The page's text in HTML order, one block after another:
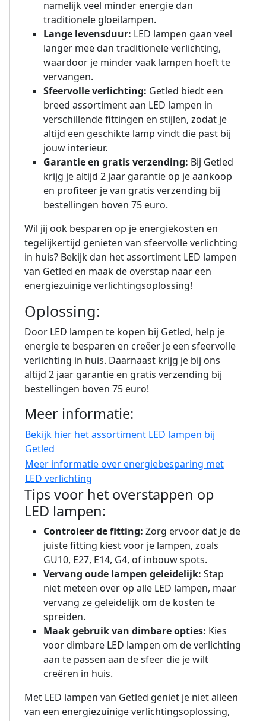
namelijk veel minder energie dan
traditionele gloeilampen.
Lange levensduur: LED lampen gaan veel
langer mee dan traditionele verlichting,
waardoor je minder vaak lampen hoeft te
vervangen.
Sfeervolle verlichting: Getled biedt een
breed assortiment aan LED lampen in
verschillende fittingen en stijlen, zodat je
altijd een geschikte lamp vindt die past bij
jouw interieur.
Garantie en gratis verzending: Bij Getled
krijg je altijd 2 jaar garantie op je aankoop
en profiteer je van gratis verzending bij
bestellingen boven 75 euro.
Wil jij ook besparen op je energiekosten en
tegelijkertijd genieten van sfeervolle verlichting
in huis? Bekijk dan het assortiment LED lampen
van Getled en maak de overstap naar een
energiezuinige verlichtingsoplossing!
Oplossing:
Door LED lampen te kopen bij Getled, help je
energie te besparen en creëer je een sfeervolle
verlichting in huis. Daarnaast krijg je bij ons
altijd 2 jaar garantie en gratis verzending bij
bestellingen boven 75 euro!
Meer informatie:
Bekijk hier het assortiment LED lampen bij
Getled
Meer informatie over energiebesparing met
LED verlichting
Tips voor het overstappen op
LED lampen:
Controleer de fitting: Zorg ervoor dat je de
juiste fitting kiest voor je lampen, zoals
GU10, E27, E14, G4, of inbouw spots.
Vervang oude lampen geleidelijk: Stap
niet meteen over op alle LED lampen, maar
vervang ze geleidelijk om de kosten te
spreiden.
Maak gebruik van dimbare opties: Kies
voor dimbare LED lampen om de verlichting
aan te passen aan de sfeer die je wilt
creëren in huis.
Met LED lampen van Getled geniet je niet alleen
van een energiezuinige verlichtingsoplossing,